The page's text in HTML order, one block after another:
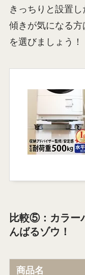
きっちりと設置
傾きが気になる
を選びましょう！
比較⑤：カラー
んばるゾウ！
商品名